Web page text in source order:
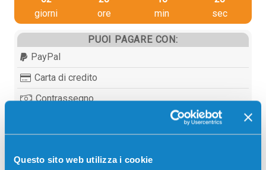
Questo sito web utilizza i cookie
giorni
ore
min
sec
PUOI PAGARE CON:
PayPal
Carta di credito
Contrassegno